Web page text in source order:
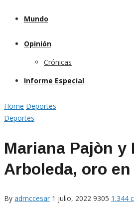
Mundo
Opinión
Crónicas
Informe Especial
Home Deportes
Deportes
Mariana Pajòn y
Arboleda, oro en
By admccesar 1 julio, 2022 9305 1.344